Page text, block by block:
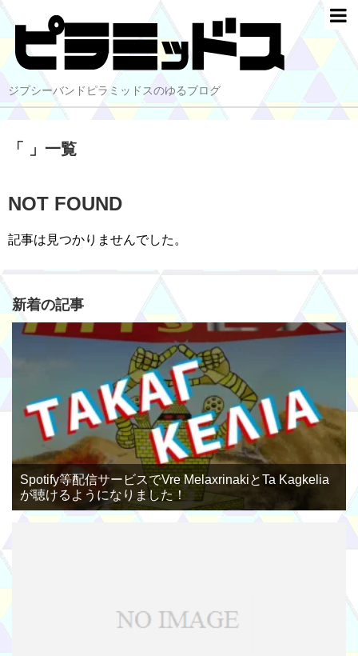
ジプシーバンドピラミッドスのゆるブログ
「 」一覧
NOT FOUND
記事は見つかりませんでした。
新着の記事
Spotify等配信サービスでVre MelaxrinakiとTa Kagkelia
が聴けるようになりました！